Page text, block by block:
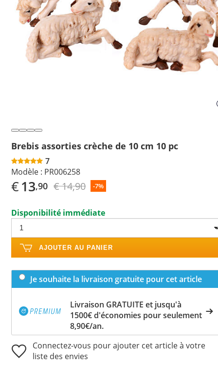
Brebis assorties crèche de 10 cm 10 pc
7
Modèle : PR006258
€13,90 € 14,90 -7%
Disponibilité immédiate
AJOUTER AU PANIER
Je souhaite la livraison gratuite pour cet article
Livraison GRATUITE et jusqu'à
1500€ d'économies pour seulement
8,90€/an.
Connectez-vous pour ajouter cet article à votre
liste des envies